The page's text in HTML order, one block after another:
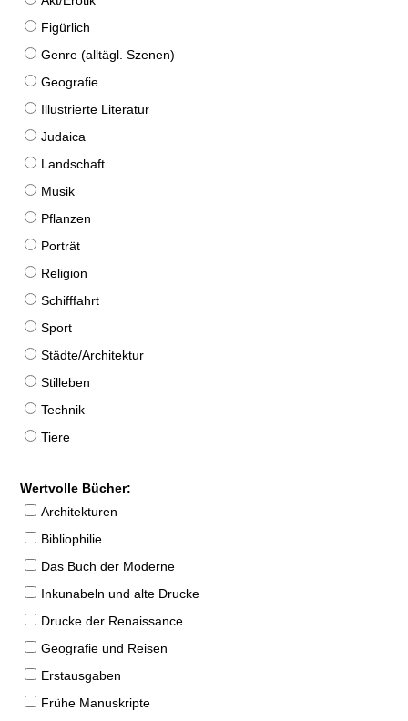
Figürlich
Genre (alltägl. Szenen)
Geografie
Illustrierte Literatur
Judaica
Landschaft
Musik
Pflanzen
Porträt
Religion
Schifffahrt
Sport
Städte/Architektur
Stilleben
Technik
Tiere
Wertvolle Bücher:
Architekturen
Bibliophilie
Das Buch der Moderne
Inkunabeln und alte Drucke
Drucke der Renaissance
Geografie und Reisen
Erstausgaben
Frühe Manuskripte